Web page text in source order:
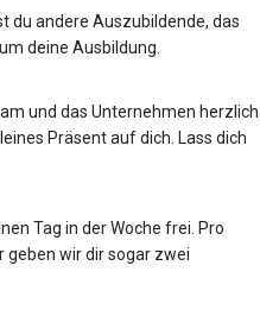
du andere Auszubildende, das
deine Ausbildung.
und das Unternehmen herzlich
Präsent auf dich. Lass dich
Tag in der Woche frei. Pro
wir dir sogar zwei